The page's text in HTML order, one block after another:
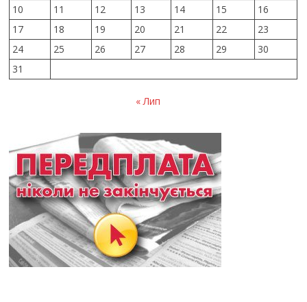
10
11 12 13 14 15
16
17
18 19 20 21 22
23
24
25 26 27 28 29
30
31
« Лип